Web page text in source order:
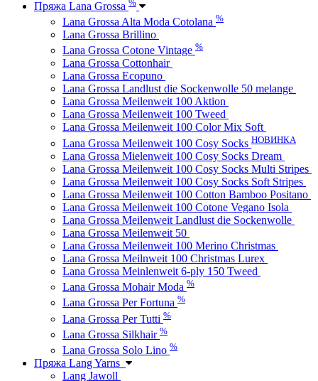
Пряжа Lana Grossa
Lana Grossa Alta Moda Cotolana %
Lana Grossa Brillino
Lana Grossa Cotone Vintage %
Lana Grossa Cottonhair
Lana Grossa Ecopuno
Lana Grossa Landlust die Sockenwolle 50 melange
Lana Grossa Meilenweit 100 Aktion
Lana Grossa Meilenweit 100 Tweed
Lana Grossa Meilenweit 100 Color Mix Soft
Lana Grossa Meilenweit 100 Cosy Socks НОВИНКА
Lana Grossa Mielenweit 100 Cosy Socks Dream
Lana Grossa Meilenweit 100 Cosy Socks Multi Stripes
Lana Grossa Meilenweit 100 Cosy Socks Soft Stripes
Lana Grossa Meilenweit 100 Cotton Bamboo Positano
Lana Grossa Meilenweit 100 Cotone Vegano Isola
Lana Grossa Meilenweit Landlust die Sockenwolle
Lana Grossa Meilenweit 50
Lana Grossa Meilenweit 100 Merino Christmas
Lana Grossa Meilnweit 100 Christmas Lurex
Lana Grossa Meinlenweit 6-ply 150 Tweed
Lana Grossa Mohair Moda %
Lana Grossa Per Fortuna %
Lana Grossa Per Tutti %
Lana Grossa Silkhair %
Lana Grossa Solo Lino %
Пряжа Lang Yarns
Lang Jawoll